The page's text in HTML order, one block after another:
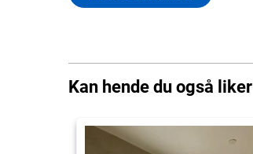
Kan hende du også liker